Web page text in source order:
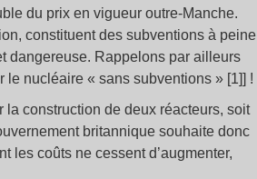
du prix en vigueur outre-Manche.
constituent des subventions à peine
dangereuse. Rappelons par ailleurs
le nucléaire « sans subventions » [1]] !
la construction de deux réacteurs, soit
britannique souhaite donc
les coûts ne cessent d’augmenter,